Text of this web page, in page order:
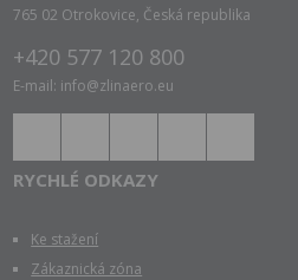
765 02 Otrokovice, Česká republika
+420 577 120 800
E-mail: info@zlinaero.eu
RYCHLÉ ODKAZY
Ke stažení
Zákaznická zóna